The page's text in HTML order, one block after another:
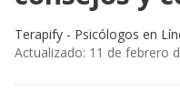
Trabaja con nosotros
Terapify - Psicólogos en
Actualizado: 11 de febrero